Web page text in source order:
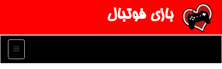
بازی فوتبال
منو